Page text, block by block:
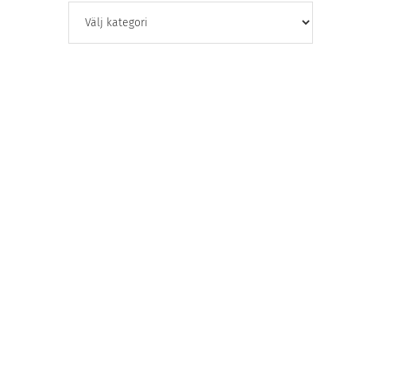
EFTER
KATEGORI